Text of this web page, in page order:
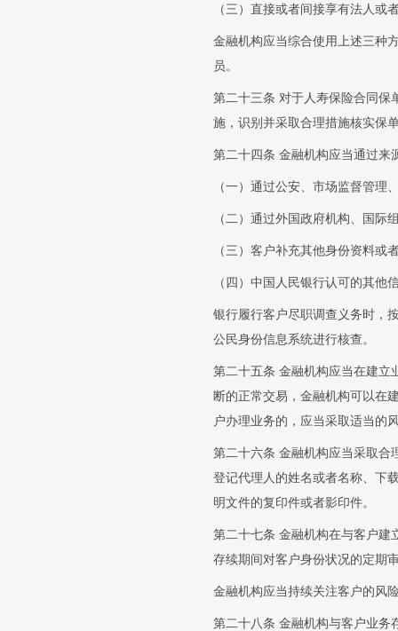
（三）直接或者间接享有法人或
金融机构应当综合使用上述三种
员。
第二十三条 对于人寿保险合同保
施，识别并采取合理措施核实保
第二十四条 金融机构应当通过来
（一）通过公安、市场监督管
（二）通过外国政府机构、国际
（三）客户补充其他身份资料或
（四）中国人民银行认可的其他
银行履行客户尽职调查义务时，
公民身份信息系统进行核查。
第二十五条 金融机构应当在建立
断的正常交易，金融机构可以在
户办理业务的，应当采取适当的
第二十六条 金融机构应当采取合
登记代理人的姓名或者名称、下
明文件的复印件或者影印件。
第二十七条 金融机构在与客户建
存续期间对客户身份状况的定期
金融机构应当持续关注客户的风
第二十八条 金融机构与客户业务